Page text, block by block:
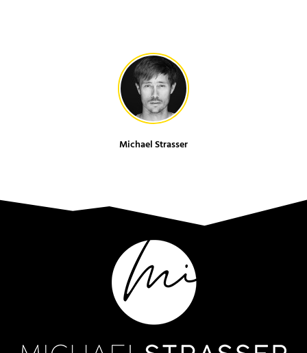
Michael Strasser